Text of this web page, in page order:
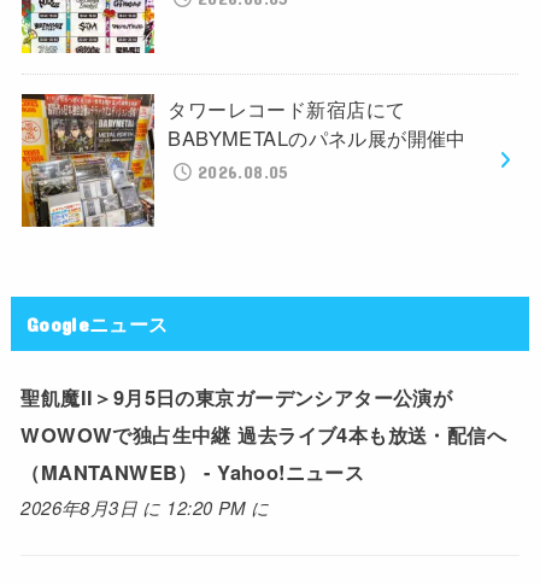
タワーレコード新宿店にて
BABYMETALのパネル展が開催中
2026.08.05
Googleニュース
聖飢魔II＞9月5日の東京ガーデンシアター公演が
WOWOWで独占生中継 過去ライブ4本も放送・配信へ
（MANTANWEB） - Yahoo!ニュース
2026年8月3日 に 12:20 PM に